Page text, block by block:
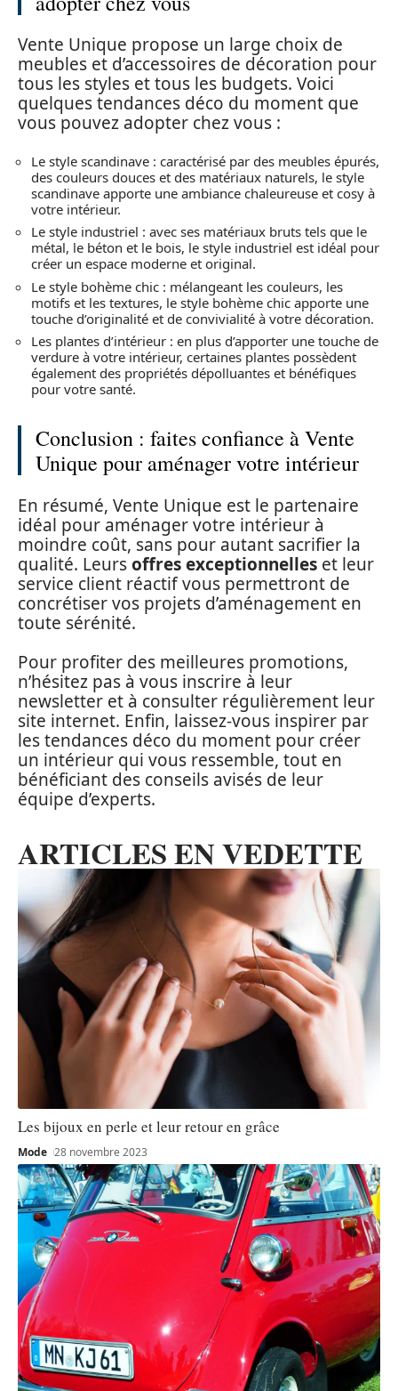
Vente Unique propose un large choix de
meubles et d’accessoires de décoration pour
tous les styles et tous les budgets. Voici
quelques tendances déco du moment que
vous pouvez adopter chez vous :
Le style scandinave : caractérisé par des meubles épurés,
des couleurs douces et des matériaux naturels, le style
scandinave apporte une ambiance chaleureuse et cosy à
votre intérieur.
Le style industriel : avec ses matériaux bruts tels que le
métal, le béton et le bois, le style industriel est idéal pour
créer un espace moderne et original.
Le style bohème chic : mélangeant les couleurs, les
motifs et les textures, le style bohème chic apporte une
touche d’originalité et de convivialité à votre décoration.
Les plantes d’intérieur : en plus d’apporter une touche de
verdure à votre intérieur, certaines plantes possèdent
également des propriétés dépolluantes et bénéfiques
pour votre santé.
Conclusion : faites confiance à Vente
Unique pour aménager votre intérieur
En résumé, Vente Unique est le partenaire
idéal pour aménager votre intérieur à
moindre coût, sans pour autant sacrifier la
qualité. Leursoffres exceptionnelles et leur
service client réactif vous permettront de
concrétiser vos projets d’aménagement en
toute sérénité.
Pour profiter des meilleures promotions,
n’hésitez pas à vous inscrire à leur
newsletter et à consulter régulièrement leur
site internet. Enfin, laissez-vous inspirer par
les tendances déco du moment pour créer
un intérieur qui vous ressemble, tout en
bénéficiant des conseils avisés de leur
équipe d’experts.
ARTICLES EN VEDETTE
Les bijoux en perle et leur retour en grâce
Mode 28 novembre 2023